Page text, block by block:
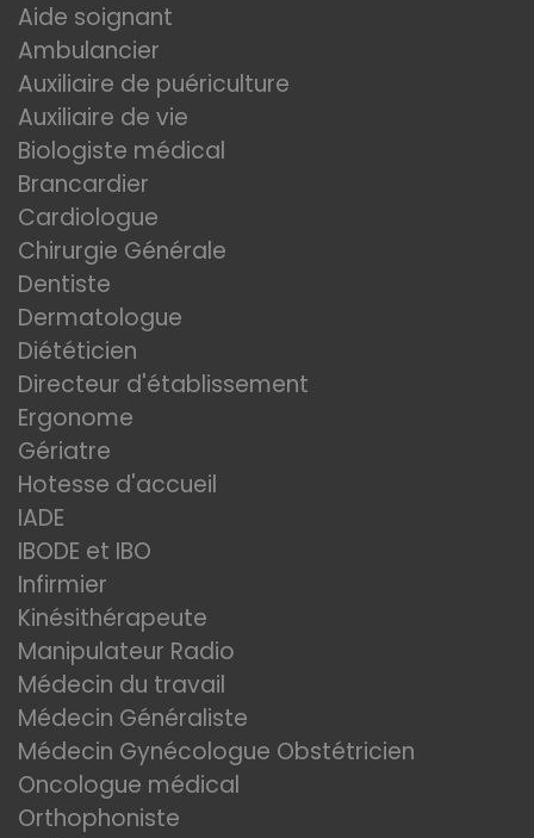
Aide soignant
Ambulancier
Auxiliaire de puériculture
Auxiliaire de vie
Biologiste médical
Brancardier
Cardiologue
Chirurgie Générale
Dentiste
Dermatologue
Diététicien
Directeur d'établissement
Ergonome
Gériatre
Hotesse d'accueil
IADE
IBODE et IBO
Infirmier
Kinésithérapeute
Manipulateur Radio
Médecin du travail
Médecin Généraliste
Médecin Gynécologue Obstétricien
Oncologue médical
Orthophoniste